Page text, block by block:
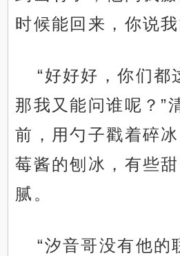
时候能回来，你说
“好好好，你们都
那我又能问谁呢？”
前，用勺子戳着碎
莓酱的刨冰，有些
腻。
“汐音哥没有他的